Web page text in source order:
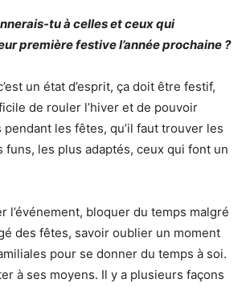
tu à celles et ceux qui
première festive l’année prochaine ?
un état d’esprit, ça doit être festif,
de rouler l’hiver et de pouvoir
les fêtes, qu’il faut trouver les
funs, les plus adaptés, ceux qui font un
l’événement, bloquer du temps malgré
des fêtes, savoir oublier un moment
pour se donner du temps à soi.
à ses moyens. Il y a plusieurs façons